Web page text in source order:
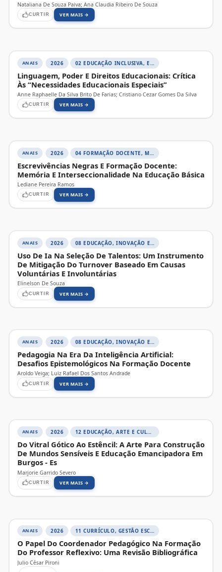
Nataliana De Souza Paiva; Ana Claudia Ribeiro De Souza
CURTIR VER MAIS →
ANAIS 2026 02 EDUCAÇÃO INCLUSIVA, EQUIDADE E TECNOLOGIA ASSISTIVA
Linguagem, Poder E Direitos Educacionais: Crítica
Às “Necessidades Educacionais Especiais”
Anne Raphaelle Da Silva Brito De Farias; Cristiano Cezar Gomes Da Silva
CURTIR VER MAIS →
ANAIS 2026 04 FORMAÇÃO DOCENTE, MEMÓRIA E HISTÓRIA DA EDUCAÇÃO
Escrevivências Negras E Formação Docente:
Memória E Interseccionalidade Na Educação Básica
Lediane Pereira Ramos
CURTIR VER MAIS →
ANAIS 2026 08 EDUCAÇÃO, INOVAÇÃO E TECNOLOGIAS DIGITAIS
Uso De Ia Na Seleção De Talentos: Um Instrumento
De Mitigação Do Turnover Baseado Em Causas
Voluntárias E Involuntárias
Elinelson De Souza
CURTIR VER MAIS →
ANAIS 2026 08 EDUCAÇÃO, INOVAÇÃO E TECNOLOGIAS DIGITAIS
Pedagogia Na Era Da Inteligência Artificial:
Desafios Epistemológicos Na Formação Docente
Aroldo Veiga; Luiz Rafael Dos Santos Andrade
CURTIR VER MAIS →
ANAIS 2026 12 EDUCAÇÃO, ARTE E CULTURAS
Do Vitral Gótico Ao Estêncil: A Arte Para Construção
De Mundos Sensíveis E Educação Emancipadora Em
Burgos - Es
Marjorie Garrido Severo
CURTIR VER MAIS →
ANAIS 2026 11 CURRÍCULO, GESTÃO ESCOLAR E PRÁTICAS PEDAGÓGICAS
O Papel Do Coordenador Pedagógico Na Formação
Do Professor Reflexivo: Uma Revisão Bibliográfica
Julio César Pironi